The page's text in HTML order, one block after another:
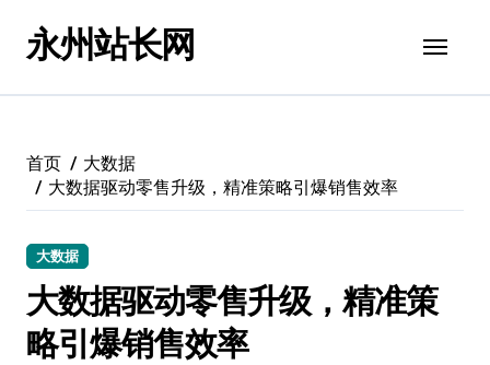
永州站长网
首页
大数据
大数据驱动零售升级，精准策略引爆销售效率
大数据
大数据驱动零售升级，精准策
略引爆销售效率